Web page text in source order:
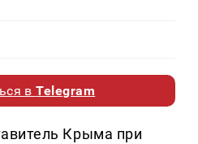
вTelegram
Крыма при